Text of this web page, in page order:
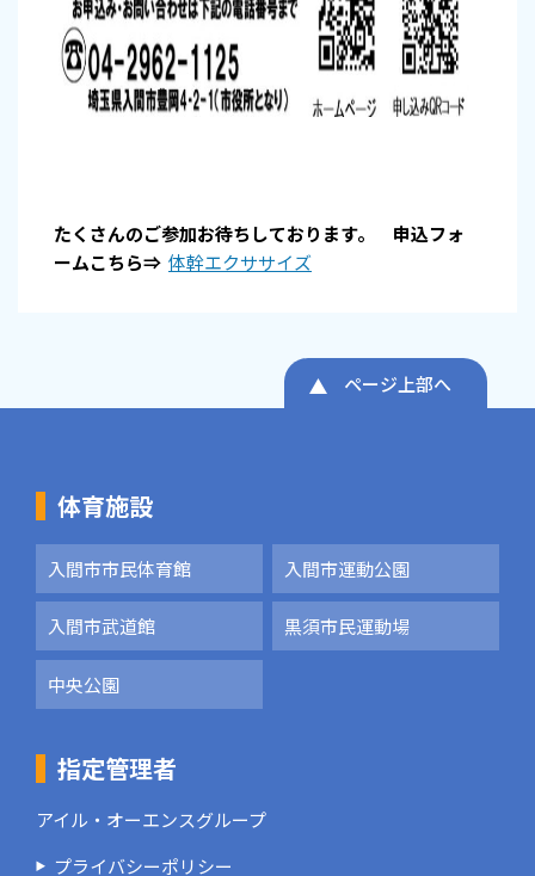
たくさんのご参加お待ちしております。 申込フォ
ームこちら⇒ 体幹エクササイズ
ページ上部へ
体育施設
入間市市民体育館 入間市運動公園
入間市武道館 黒須市民運動場
中央公園
指定管理者
アイル・オーエンスグループ
プライバシーポリシー